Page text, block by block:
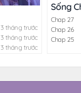
3 tháng trước
3 tháng trước
3 tháng trước
Sống
Chap 27
Chap 26
Chap 25